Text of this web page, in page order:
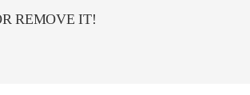
REMOVE IT!